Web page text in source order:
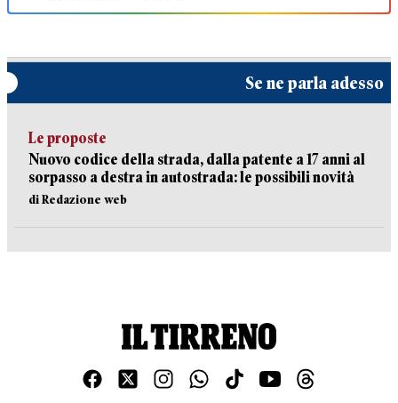
Se ne parla adesso
Le proposte
Nuovo codice della strada, dalla patente a 17 anni al
sorpasso a destra in autostrada: le possibili novità
di Redazione web